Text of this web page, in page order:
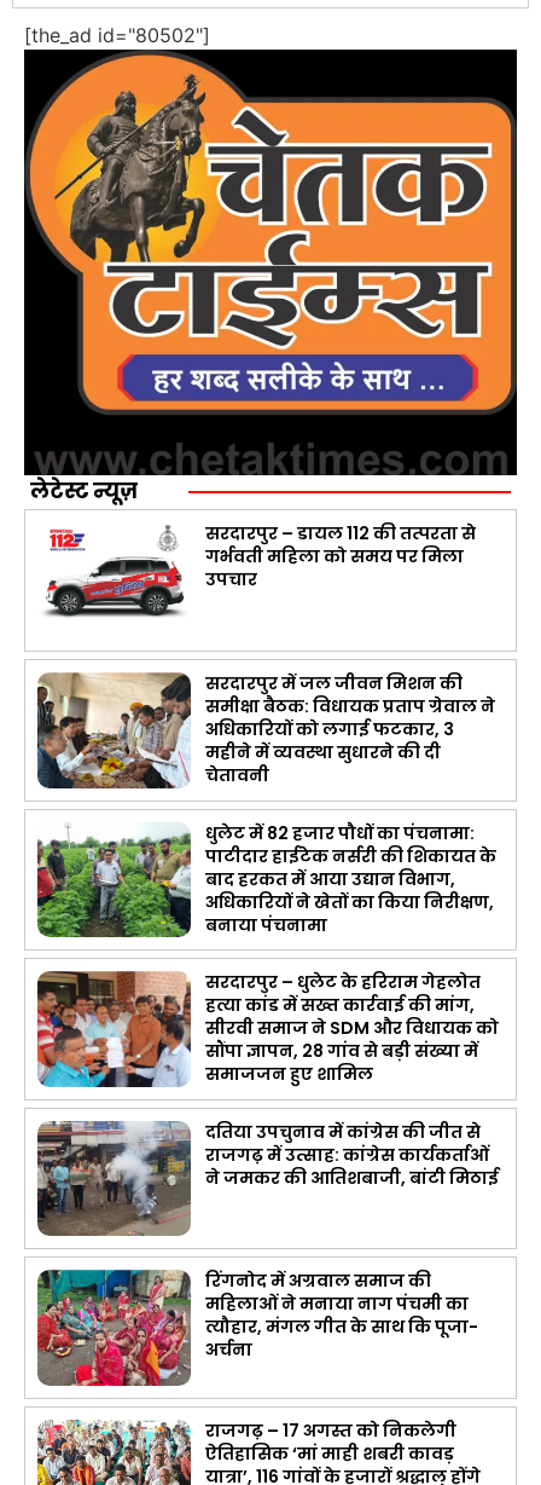
[the_ad id="80502"]
लेटेस्ट न्यूज़
सरदारपुर – डायल 112 की तत्परता से
गर्भवती महिला को समय पर मिला
उपचार
सरदारपुर में जल जीवन मिशन की
समीक्षा बैठक: विधायक प्रताप ग्रेवाल ने
अधिकारियों को लगाई फटकार, 3
महीने में व्यवस्था सुधारने की दी
चेतावनी
धुलेट में 82 हजार पौधों का पंचनामा:
पाटीदार हाईटेक नर्सरी की शिकायत के
बाद हरकत में आया उद्यान विभाग,
अधिकारियों ने खेतों का किया निरीक्षण,
बनाया पंचनामा
सरदारपुर – धुलेट के हरिराम गेहलोत
हत्या कांड में सख्त कार्रवाई की मांग,
सीरवी समाज ने SDM और विधायक को
सौंपा ज्ञापन, 28 गांव से बड़ी संख्या में
समाजजन हुए शामिल
दतिया उपचुनाव में कांग्रेस की जीत से
राजगढ़ में उत्साह: कांग्रेस कार्यकर्ताओं
ने जमकर की आतिशबाजी, बांटी मिठाई
रिंगनोद में अग्रवाल समाज की
महिलाओं ने मनाया नाग पंचमी का
त्यौहार, मंगल गीत के साथ कि पूजा-
अर्चना
राजगढ़ – 17 अगस्त को निकलेगी
ऐतिहासिक ‘मां माही शबरी कावड़
यात्रा’, 116 गांवों के हजारों श्रद्धालु होंगे